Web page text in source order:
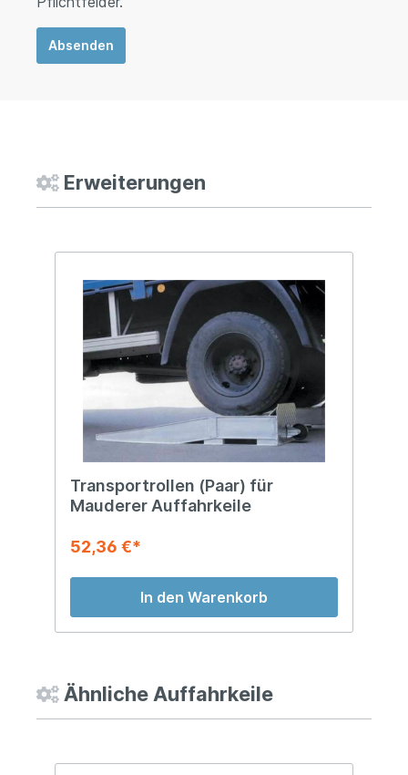
Absenden
Erweiterungen
Transportrollen (Paar) für
Mauderer Auffahrkeile
52,36 €*
In den Warenkorb
Ähnliche Auffahrkeile